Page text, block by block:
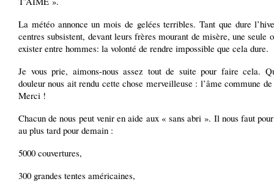
La météo annonce un mois de gelées terribles. Tant que dure
centres subsistent, devant leurs frères mourant de misère, une seule
exister entre hommes: la volonté de rendre impossible que cela dure.
Je vous prie, aimons-nous assez tout de suite pour faire cela.
douleur nous ait rendu cette chose merveilleuse : l’âme commune
Merci !
Chacun de nous peut venir en aide aux « sans abri ». Il nous faut
au plus tard pour demain :
5000 couvertures,
300 grandes tentes américaines,